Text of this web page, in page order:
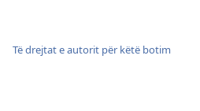
Të drejtat e autorit për këtë botim